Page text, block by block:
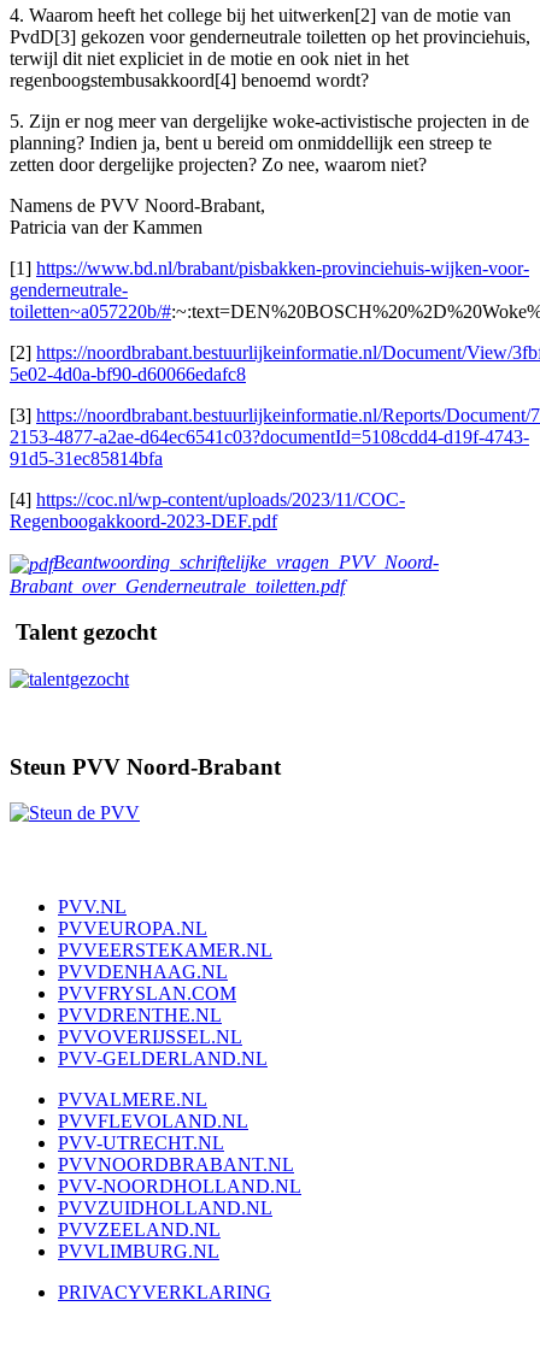
4. Waarom heeft het college bij het uitwerken[2] van de motie van
PvdD[3] gekozen voor genderneutrale toiletten op het provinciehuis,
terwijl dit niet expliciet in de motie en ook niet in het
regenboogstembusakkoord[4] benoemd wordt?
5. Zijn er nog meer van dergelijke woke-activistische projecten in de
planning? Indien ja, bent u bereid om onmiddellijk een streep te
zetten door dergelijke projecten? Zo nee, waarom niet?
Namens de PVV Noord-Brabant,
Patricia van der Kammen
[1] https://www.bd.nl/brabant/pisbakken-provinciehuis-wijken-voor-
genderneutrale-
toiletten~a057220b/#
[2] https://noordbrabant.bestuurlijkeinformatie.nl/Document/View/
5e02-4d0a-bf90-d60066edafc8
[3] https://noordbrabant.bestuurlijkeinformatie.nl/Reports/Document/
2153-4877-a2ae-d64ec6541c03?documentId=5108cdd4-d19f-4743-
91d5-31ec85814bfa
[4] https://coc.nl/wp-content/uploads/2023/11/COC-
Regenboogakkoord-2023-DEF.pdf
Beantwoording_schriftelijke_vragen_PVV_Noord-
Brabant_over_Genderneutrale_toiletten.pdf
Talent gezocht
Steun PVV Noord-Brabant
PVV.NL
PVVEUROPA.NL
PVVEERSTEKAMER.NL
PVVDENHAAG.NL
PVVFRYSLAN.COM
PVVDRENTHE.NL
PVVOVERIJSSEL.NL
PVV-GELDERLAND.NL
PVVALMERE.NL
PVVFLEVOLAND.NL
PVV-UTRECHT.NL
PVVNOORDBRABANT.NL
PVV-NOORDHOLLAND.NL
PVVZUIDHOLLAND.NL
PVVZEELAND.NL
PVVLIMBURG.NL
PRIVACYVERKLARING